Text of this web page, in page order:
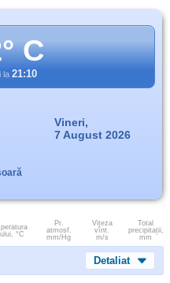
C
la 21:10
Vineri,
7 August 2026
°C
Pr.
atmosf.
mm/Hg
Viteza
vînt.
m/s
Total
precipitații,
mm
Detaliat